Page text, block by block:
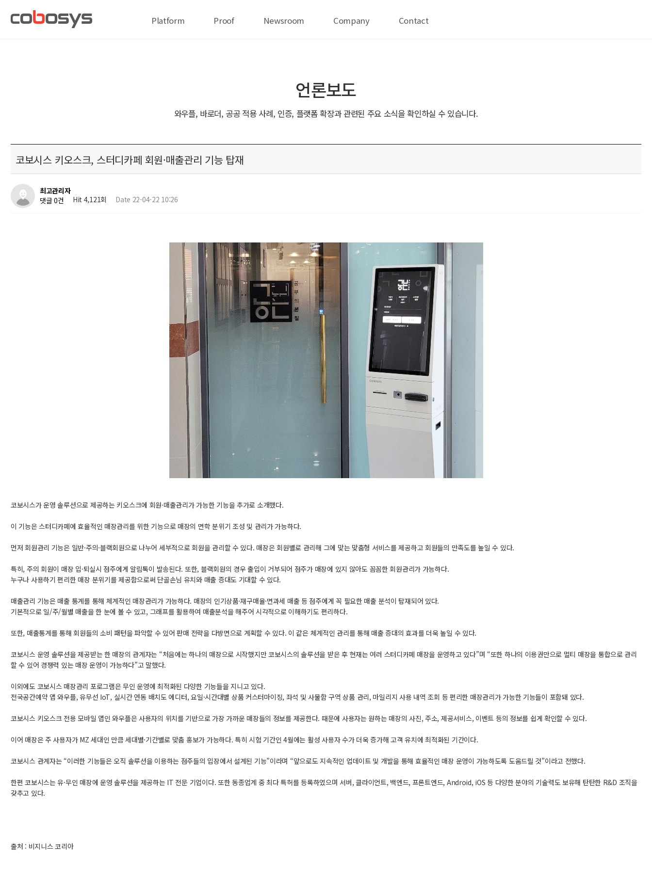
Platform Proof Newsroom Company Contact
언론보도
와우플, 바로더, 공공 적용 사례, 인증, 플랫폼 확장과 관련된 주요 소식을 확인하실 수 있습니다.
코보시스 키오스크, 스터디카페 회원·매출관리 기능 탑재
최고관리자
댓글 0건
Hit 4,121회 Date 22-04-22 10:26
코보시스가 운영 솔루션으로 제공하는 키오스크에 회원·매출관리가 가능한 기능을 추가로 소개했다.
이 기능은 스터디카페에 효율적인 매장관리를 위한 기능으로 매장의 면학 분위기 조성 및 관리가 가능하다.
먼저 회원관리 기능은 일반·주의·블랙회원으로 나누어 세부적으로 회원을 관리할 수 있다. 매장은 회원별로 관리해 그에 맞는 맞춤형 서비스를 제공하고 회원들의 만족도를 높일 수 있다.
특히, 주의 회원이 매장 입·퇴실시 점주에게 알림톡이 발송된다. 또한, 블랙회원의 경우 출입이 거부되어 점주가 매장에 있지 않아도 꼼꼼한 회원관리가 가능하다.
누구나 사용하기 편리한 매장 분위기를 제공함으로써 단골손님 유치와 매출 증대도 기대할 수 있다.
매출관리 기능은 매출 통계를 통해 체계적인 매장관리가 가능하다. 매장의 인기상품·재구매율·면과세 매출 등 점주에게 꼭 필요한 매출 분석이 탑재되어 있다.
기본적으로 일/주/월별 매출을 한 눈에 볼 수 있고, 그래프를 활용하여 매출분석을 해주어 시각적으로 이해하기도 편리하다.
또한, 매출통계를 통해 회원들의 소비 패턴을 파악할 수 있어 판매 전략을 다방면으로 계획할 수 있다. 이 같은 체계적인 관리를 통해 매출 증대의 효과를 더욱 높일 수 있다.
코보시스 운영 솔루션을 제공받는 한 매장의 관계자는 “처음에는 하나의 매장으로 시작했지만 코보시스의 솔루션을 받은 후 현재는 여러 스터디카페 매장을 운영하고 있다”며 “또한 하나의 이용권만으로 멀티 매장을 통합으로 관리
할 수 있어 경쟁력 있는 매장 운영이 가능하다”고 말했다.
이외에도 코보시스 매장관리 포로그램은 무인 운영에 최적화된 다양한 기능들을 지니고 있다.
전국공간예약 앱 와우플, 유무선 IoT, 실시간 연동 배치도 에디터, 요일·시간대별 상품 커스터마이징, 좌석 및 사물함 구역 상품 관리, 마일리지 사용 내역 조회 등 편리한 매장관리가 가능한 기능들이 포함돼 있다.
코보시스 키오스크 전용 모바일 앱인 와우플은 사용자의 위치를 기반으로 가장 가까운 매장들의 정보를 제공한다. 때문에 사용자는 원하는 매장의 사진, 주소, 제공서비스, 이벤트 등의 정보를 쉽게 확인할 수 있다.
이어 매장은 주 사용자가 MZ 세대인 만큼 세대별·기간별로 맞춤 홍보가 가능하다. 특히 시험 기간인 4월에는 활성 사용자 수가 더욱 증가해 고객 유치에 최적화된 기간이다.
코보시스 관계자는 “이러한 기능들은 오직 솔루션을 이용하는 점주들의 입장에서 설계된 기능”이라며 “앞으로도 지속적인 업데이트 및 개발을 통해 효율적인 매장 운영이 가능하도록 도움드릴 것”이라고 전했다.
한편 코보시스는 유·무인 매장에 운영 솔루션을 제공하는 IT 전문 기업이다. 또한 동종업계 중 최다 특허를 등록하였으며 서버, 클라이언트, 백엔드, 프론트엔드, Android, iOS 등 다양한 분야의 기술력도 보유해 탄탄한 R&D 조직을
갖추고 있다.
출처 : 비지니스 코리아